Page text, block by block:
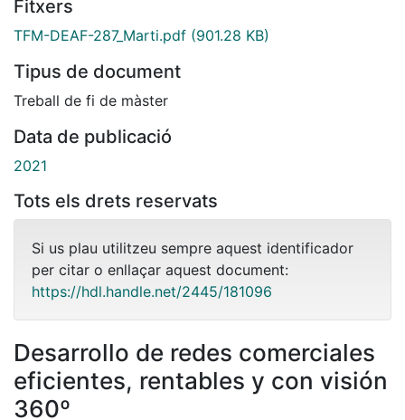
Fitxers
TFM-DEAF-287_Marti.pdf (901.28 KB)
Tipus de document
Treball de fi de màster
Data de publicació
2021
Tots els drets reservats
Si us plau utilitzeu sempre aquest identificador
per citar o enllaçar aquest document:
https://hdl.handle.net/2445/181096
Desarrollo de redes comerciales
eficientes, rentables y con visión
360º